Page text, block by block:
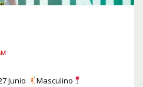
Junio
Masculino